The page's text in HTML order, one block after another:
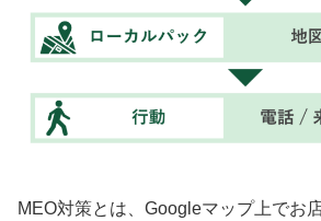
MEO対策とは、Googleマップ上でお